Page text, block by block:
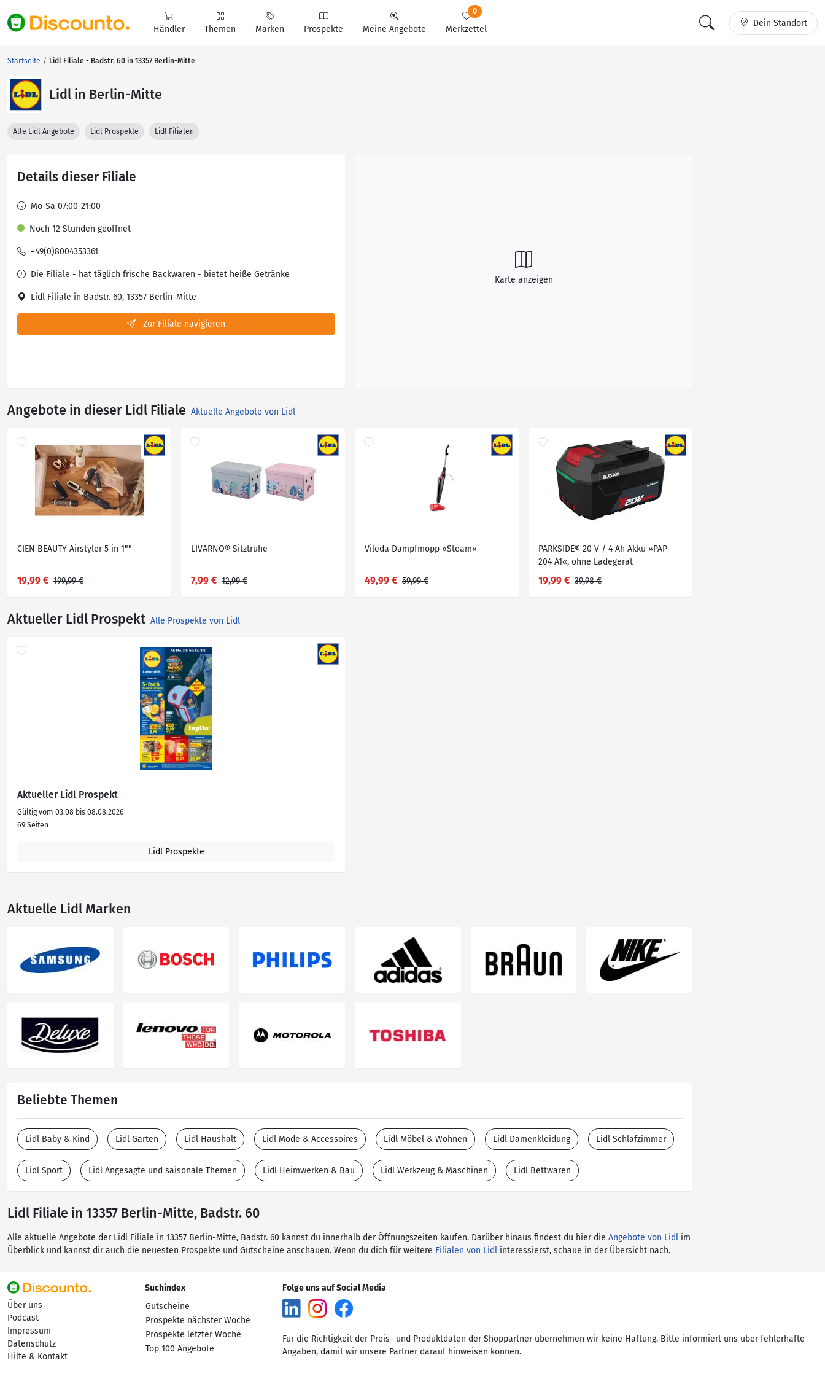
Händler Themen Marken Prospekte Meine Angebote Merkzettel
0
Dein Standort
Startseite Lidl Filiale - Badstr. 60 in 13357 Berlin-Mitte
Lidl in Berlin-Mitte
Alle Lidl Angebote Lidl Prospekte Lidl Filialen
Details dieser Filiale
Mo-Sa 07:00-21:00
Noch 12 Stunden geöffnet
+49(0)8004353361
Die Filiale - hat täglich frische Backwaren - bietet heiße Getränke
Lidl Filiale in Badstr. 60, 13357 Berlin-Mitte
Zur Filiale navigieren
Karte anzeigen
Angebote in dieser Lidl Filiale Aktuelle Angebote von Lidl
CIEN BEAUTY Airstyler 5 in 1""
19,99 € 199,99 €
LIVARNO® Sitztruhe
7,99 € 12,99 €
Vileda Dampfmopp »Steam«
49,99 € 59,99 €
PARKSIDE® 20 V / 4 Ah Akku »PAP
204 A1«, ohne Ladegerät
19,99 € 39,98 €
Aktueller Lidl Prospekt Alle Prospekte von Lidl
Aktueller Lidl Prospekt
Gültig vom 03.08 bis 08.08.2026
69 Seiten
Lidl Prospekte
Aktuelle Lidl Marken
Beliebte Themen
Lidl Baby & Kind Lidl Garten Lidl Haushalt Lidl Mode & Accessoires Lidl Möbel & Wohnen Lidl Damenkleidung Lidl Schlafzimmer
Lidl Sport Lidl Angesagte und saisonale Themen Lidl Heimwerken & Bau Lidl Werkzeug & Maschinen Lidl Bettwaren
Lidl Filiale in 13357 Berlin-Mitte, Badstr. 60
Alle aktuelle Angebote der Lidl Filiale in 13357 Berlin-Mitte, Badstr. 60 kannst du innerhalb der Öffnungszeiten kaufen. Darüber hinaus findest du hier die Angebote von Lidl im
Überblick und kannst dir auch die neuesten Prospekte und Gutscheine anschauen. Wenn du dich für weitere Filialen von Lidl interessierst, schaue in der Übersicht nach.
Über uns
Podcast
Impressum
Datenschutz
Hilfe & Kontakt
Suchindex
Gutscheine
Prospekte nächster Woche
Prospekte letzter Woche
Top 100 Angebote
Folge uns auf Social Media
Für die Richtigkeit der Preis- und Produktdaten der Shoppartner übernehmen wir keine Haftung. Bitte informiert uns über fehlerhafte
Angaben, damit wir unsere Partner darauf hinweisen können.